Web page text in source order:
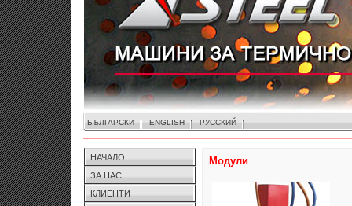
БЪЛГАРСКИ ENGLISH РУССКИЙ
НАЧАЛО
ЗА НАС
КЛИЕНТИ
Модули